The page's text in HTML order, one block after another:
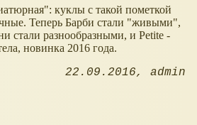
куклы с такой пометкой
Теперь Барби стали "живыми",
стали разнообразными, и Petite -
новинка 2016 года.
22.09.2016 admin